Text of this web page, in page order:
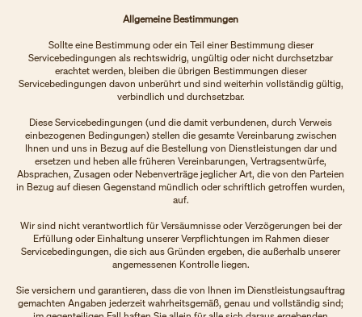
Allgemeine Bestimmungen
Sollte eine Bestimmung oder ein Teil einer Bestimmung dieser
Servicebedingungen als rechtswidrig, ungültig oder nicht durchsetzbar
erachtet werden, bleiben die übrigen Bestimmungen dieser
Servicebedingungen davon unberührt und sind weiterhin vollständig gültig,
verbindlich und durchsetzbar.
Diese Servicebedingungen (und die damit verbundenen, durch Verweis
einbezogenen Bedingungen) stellen die gesamte Vereinbarung zwischen
Ihnen und uns in Bezug auf die Bestellung von Dienstleistungen dar und
ersetzen und heben alle früheren Vereinbarungen, Vertragsentwürfe,
Absprachen, Zusagen oder Nebenverträge jeglicher Art, die von den Parteien
in Bezug auf diesen Gegenstand mündlich oder schriftlich getroffen wurden,
auf.
Wir sind nicht verantwortlich für Versäumnisse oder Verzögerungen bei der
Erfüllung oder Einhaltung unserer Verpflichtungen im Rahmen dieser
Servicebedingungen, die sich aus Gründen ergeben, die außerhalb unserer
angemessenen Kontrolle liegen.
Sie versichern und garantieren, dass die von Ihnen im Dienstleistungsauftrag
gemachten Angaben jederzeit wahrheitsgemäß, genau und vollständig sind;